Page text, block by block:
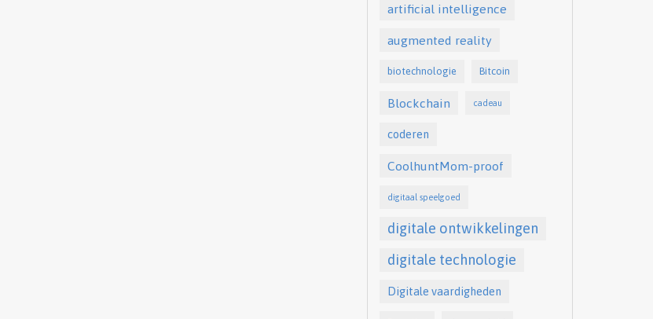
artificial intelligence
augmented reality
biotechnologie Bitcoin
Blockchain cadeau
coderen
CoolhuntMom-proof
digitaal speelgoed
digitale ontwikkelingen
digitale technologie
Digitale vaardigheden